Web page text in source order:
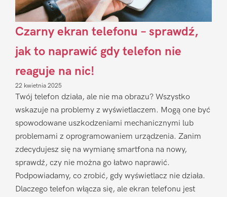
Czarny ekran telefonu – sprawdź,
jak to naprawić gdy telefon nie
reaguje na nic!
22 kwietnia 2025
Twój telefon działa, ale nie ma obrazu? Wszystko
wskazuje na problemy z wyświetlaczem. Mogą one być
spowodowane uszkodzeniami mechanicznymi lub
problemami z oprogramowaniem urządzenia. Zanim
zdecydujesz się na wymianę smartfona na nowy,
sprawdź, czy nie można go łatwo naprawić.
Podpowiadamy, co zrobić, gdy wyświetlacz nie działa.
Dlaczego telefon włącza się, ale ekran telefonu jest